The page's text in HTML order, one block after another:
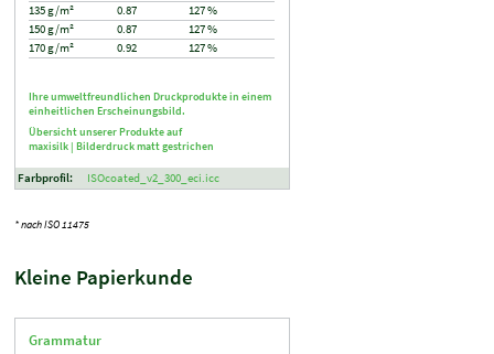
Farbprofil: ISOcoated_v2_300_eci.icc
135 g/m²
0.87
127 %
150 g/m²
0.87
127 %
170 g/m²
0.92 127 %
Ihre umweltfreundlichen Druckprodukte in einem
einheitlichen Erscheinungsbild.
Übersicht unserer Produkte auf
maxisilk | Bilderdruck matt gestrichen
* nach ISO 11475
Kleine Papierkunde
Grammatur